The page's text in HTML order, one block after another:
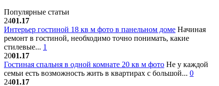
Популярные статьи
2401.17
Интерьер гостиной 18 кв м фото в панельном доме Начиная
ремонт в гостиной, необходимо точно понимать, какие
стилевые... 1
2001.17
Гостиная спальня в одной комнате 20 кв м фото Не у каждой
семьи есть возможность жить в квартирах с большой... 0
2401.17